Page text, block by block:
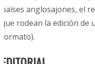
países anglosajones, el
que rodean la edición
formato).